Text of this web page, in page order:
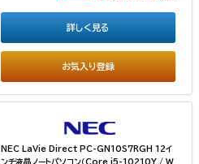
お気入り登録
詳しく見る
NEC LaVie Direct PC-GN10S7RGH 12イ
ンチ液晶ノートパソコン（Core i5-10210Y / W